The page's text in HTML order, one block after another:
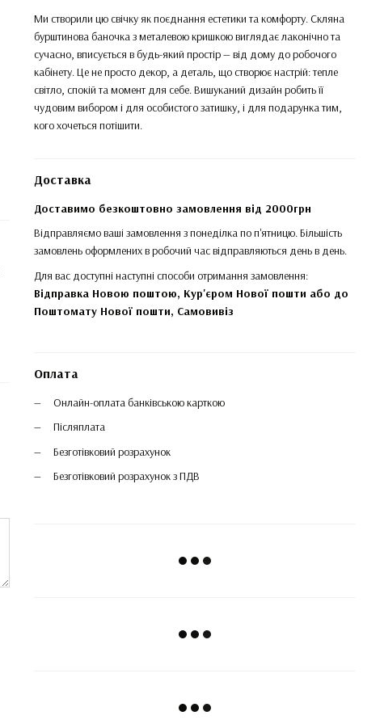
Ми створили цю свічку як поєднання естетики та комфорту. Скляна
бурштинова баночка з металевою кришкою виглядає лаконічно та
сучасно, вписується в будь-який простір — від дому до робочого
кабінету. Це не просто декор, а деталь, що створює настрій: тепле
світло, спокій та момент для себе. Вишуканий дизайн робить її
чудовим вибором і для особистого затишку, і для подарунка тим,
кого хочеться потішити.
Доставка
Доставимо безкоштовно замовлення від 2000грн
Відправляємо ваші замовлення з понеділка по п'ятницю. Більшість
замовлень оформлених в робочий час відправляються день в день.
Для вас доступні наступні способи отримання замовлення:
Відправка Новою поштою, Кур'єром Нової пошти або до
Поштомату Нової пошти, Самовивіз
Оплата
Онлайн-оплата банківською карткою
Післяплата
Безготівковий розрахунок
Безготівковий розрахунок з ПДВ